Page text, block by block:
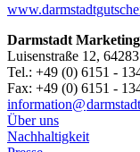
Darmstadt
Luisenstraße 12,
Tel.: +49 (0) 6151 -
Fax: +49 (0) 6151 -
information@darmstadt
Über uns
Nachhaltigkeit